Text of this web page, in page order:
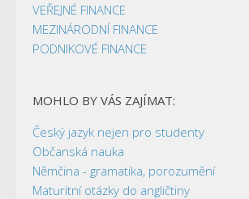
VEŘEJNÉ FINANCE
MEZINÁRODNÍ FINANCE
PODNIKOVÉ FINANCE
MOHLO BY VÁS ZAJÍMAT:
Český jazyk nejen pro studenty
Občanská nauka
Němčina - gramatika, porozumění
Maturitní otázky do angličtiny